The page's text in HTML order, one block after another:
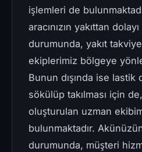
işlemleri de
aracınızın yakıttan
durumunda, yakıt
ekiplerimiz bölgeye
Bunun dışında ise
sökülüp takılması için
oluşturulan uzman
bulunmaktadır.
durumunda, müşteri